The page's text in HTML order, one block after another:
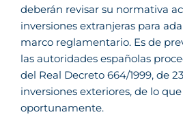
deberán revisar su normativa
inversiones extranjeras para
marco reglamentario. Es de
las autoridades españolas
del Real Decreto 664/1999, de
inversiones exteriores, de lo
oportunamente.